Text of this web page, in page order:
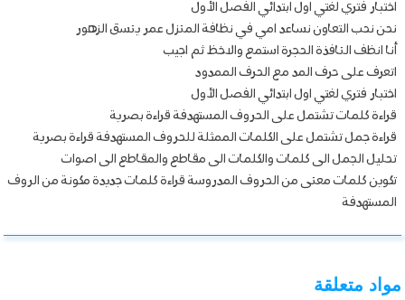
اختبار فتري لغتي اول ابتدائي الفصل الأول
نحن نحب التعاون نساعد امي في نظافة المنزل عمر ينسق الزهور
أنا انظف النافذة الحجرة استمع والاخظ ثم اجيب
اتعرف على حرف المد مع الحرف الممدود
اختبار فتري لغتي اول ابتدائي الفصل الأول
قراءة كلمات تشتمل على الحروف المستهدفة قراءة بصرية
قراءة جمل تشتمل على الكلمات الممثلة للحروف المستهدفة قراءة بصرية
تحليل الجمل الى كلمات والكلمات الى مقاطع والمقاطع الى اصوات
تكوين كلمات معنى من الحروف المدروسة قراءة كلمات جديدة مكونة من الروف
المستهدفة
مواد متعلقة